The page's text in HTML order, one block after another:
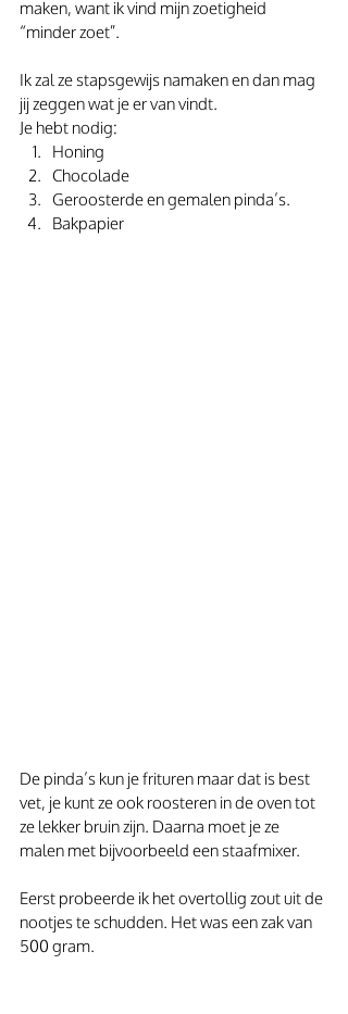
maken, want ik vind mijn zoetigheid
“minder zoet”.
Ik zal ze stapsgewijs namaken en dan mag
jij zeggen wat je er van vindt.
Je hebt nodig:
Honing
Chocolade
Geroosterde en gemalen pinda’s.
Bakpapier
De pinda’s kun je frituren maar dat is best
vet, je kunt ze ook roosteren in de oven tot
ze lekker bruin zijn. Daarna moet je ze
malen met bijvoorbeeld een staafmixer.
Eerst probeerde ik het overtollig zout uit de
nootjes te schudden. Het was een zak van
500 gram.